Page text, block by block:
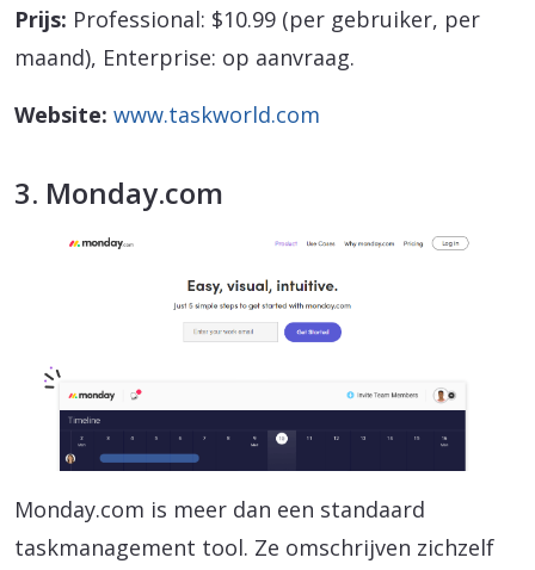
Prijs: Professional: $10.99 (per gebruiker, per
maand), Enterprise: op aanvraag.
Website: www.taskworld.com
3. Monday.com
Monday.com is meer dan een standaard
taskmanagement tool. Ze omschrijven zichzelf